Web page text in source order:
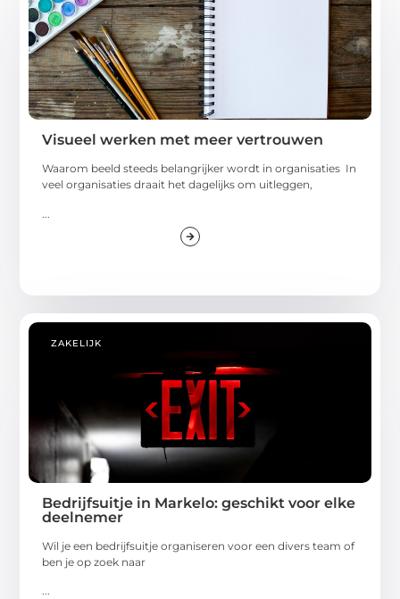
Visueel werken met meer vertrouwen
Waarom beeld steeds belangrijker wordt in organisaties In
veel organisaties draait het dagelijks om uitleggen,
ZAKELIJK
Bedrijfsuitje in Markelo: geschikt voor elke
deelnemer
Wil je een bedrijfsuitje organiseren voor een divers team of
ben je op zoek naar
...